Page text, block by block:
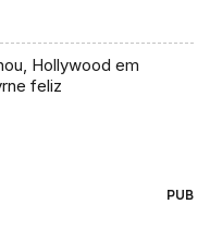
Hollywood em
feliz
PUB